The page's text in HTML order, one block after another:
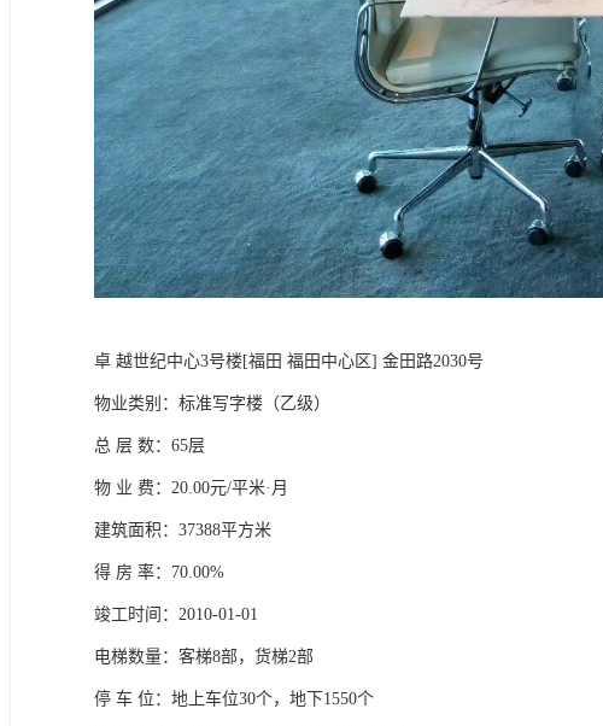
卓 越世纪中心3号楼[福田 福田中心区] 金田路2030号
物业类别：标准写字楼（乙级）
总 层 数：65层
物 业 费：20.00元/平米·月
建筑面积：37388平方米
得 房 率：70.00%
竣工时间：2010-01-01
电梯数量：客梯8部，货梯2部
停 车 位：地上车位30个，地下1550个